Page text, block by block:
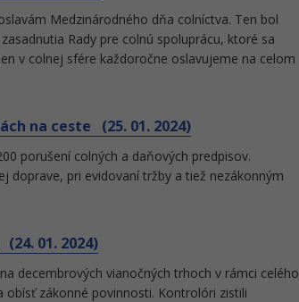
Medzinárodného dňa colníctva. Ten bol
Rady pre colnú spoluprácu, ktoré sa
v colnej sfére každoročne oslavujeme na celom
na ceste (25. 01. 2024)
porušení colných a daňových predpisov.
doprave, pri evidovaní tržby a tiež nezákonným
01. 2024)
decembrových vianočných trhoch v rámci celého
obísť zákonné povinnosti. Kontrolóri zistili